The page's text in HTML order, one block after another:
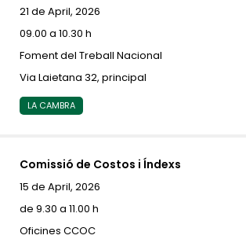
21 de April, 2026
09.00 a 10.30 h
Foment del Treball Nacional
Via Laietana 32, principal
LA CAMBRA
Comissió de Costos i Índexs
15 de April, 2026
de 9.30 a 11.00 h
Oficines CCOC